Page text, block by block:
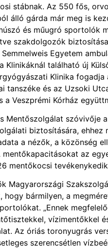
stábnak. Az 550 fős,
álló gárda már meg is
és műugró sportolók
szakdolgozók
Egyetem
Klinikáknál található új
Klinika
tanszéke és az Uzsoki
a Veszprémi Kórház
Mentőszolgálat szóvivője
biztosítására,
a nézők, a közönség
az
mentőkocsi
Magyarországi
hogy bármilyen, a
„Ennek
vízimentőkkel
Az óriás toronyugrás
szerencsétlen